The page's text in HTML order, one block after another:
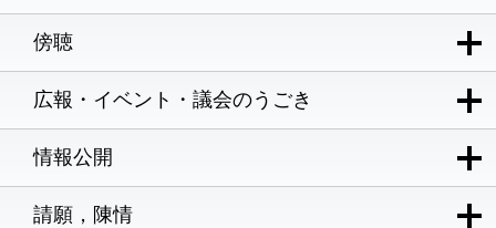
傍聴
広報・イベント・議会のうごき
情報公開
請願，陳情